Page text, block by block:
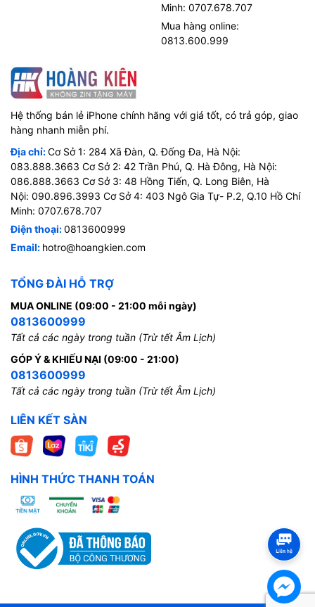
Minh: 0707.678.707
Mua hàng online:
0813.600.999
Hệ thống bán lẻ iPhone chính hãng với giá tốt, có trả góp, giao
hàng nhanh miễn phí.
Địa chỉ:Cơ Sở 1: 284 Xã Đàn, Q. Đống Đa, Hà Nội:
083.888.3663 Cơ Sở 2: 42 Trần Phú, Q. Hà Đông, Hà Nội:
086.888.3663 Cơ Sở 3: 48 Hồng Tiến, Q. Long Biên, Hà
Nội: 090.896.3993 Cơ Sở 4: 403 Ngô Gia Tự- P.2, Q.10 Hồ Chí
Minh: 0707.678.707
Điện thoại:0813600999
Email: hotro@hoangkien.com
TỔNG ĐÀI HỖ TRỢ
MUA ONLINE (09:00 - 21:00 mỗi ngày)
0813600999
Tất cả các ngày trong tuần (Trừ tết Âm Lịch)
GÓP Ý & KHIẾU NẠI (09:00 - 21:00)
0813600999
Tất cả các ngày trong tuần (Trừ tết Âm Lịch)
LIÊN KẾT SÀN
HÌNH THỨC THANH TOÁN